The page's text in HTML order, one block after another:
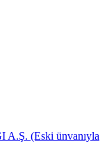
(Eski ünvanıyla